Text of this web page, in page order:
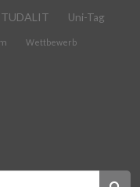
TUDALIT Uni-Tag
Wettbewerb